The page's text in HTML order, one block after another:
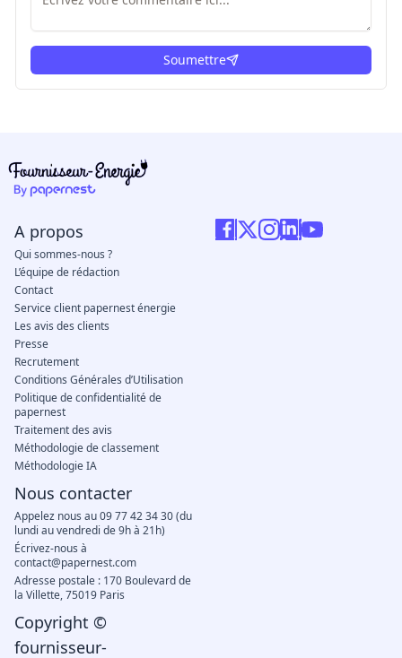
Soumettre
A propos
Qui sommes-nous ?
L’équipe de rédaction
Contact
Service client papernest énergie
Les avis des clients
Presse
Recrutement
Conditions Générales d’Utilisation
Politique de confidentialité de
papernest
Traitement des avis
Méthodologie de classement
Méthodologie IA
Nous contacter
Appelez nous au 09 77 42 34 30 (du
lundi au vendredi de 9h à 21h)
Écrivez-nous à
contact@papernest.com
Adresse postale : 170 Boulevard de
la Villette, 75019 Paris
Copyright ©
fournisseur-